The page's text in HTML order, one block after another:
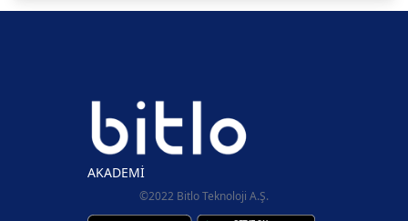
AKADEMİ
©2022 Bitlo Teknoloji A.Ş.